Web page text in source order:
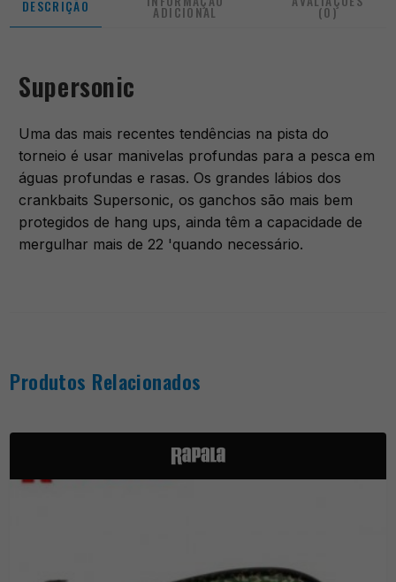
DESCRIÇÃO ADICIONAL (0)
Supersonic
Uma das mais recentes tendências na pista do
torneio é usar manivelas profundas para a pesca em
águas profundas e rasas. Os grandes lábios dos
crankbaits Supersonic, os ganchos são mais bem
protegidos de hang ups, ainda têm a capacidade de
mergulhar mais de 22 'quando necessário.
Produtos Relacionados